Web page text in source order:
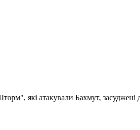
які атакували Бахмут, засуджені